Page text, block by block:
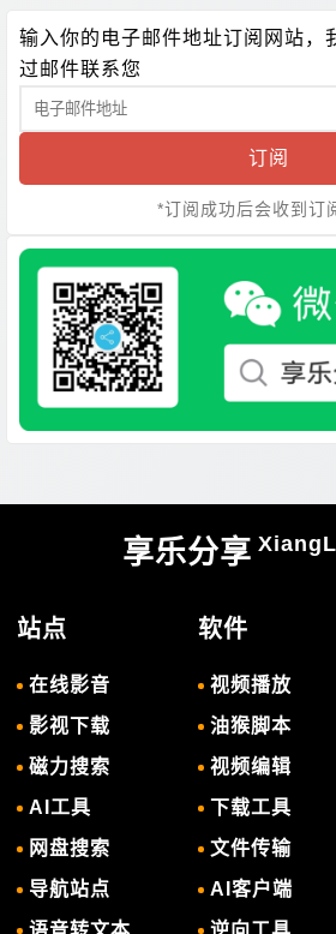
输入你的电子邮件地址订阅网站，
过邮件联系您
订阅
*订阅成功后会收到订
享乐分享
站点
在线影音
影视下载
磁力搜索
AI工具
网盘搜索
导航站点
软件
视频播放
油猴脚本
视频编辑
下载工具
文件传输
AI客户端